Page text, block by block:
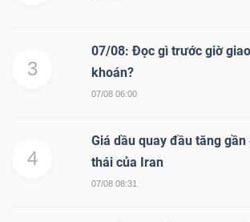
3
07/08: Đọc gì trước giờ
khoán?
07/08 06:00
4
Giá dầu quay đầu tăng gần
thái của Iran
07/08 08:31